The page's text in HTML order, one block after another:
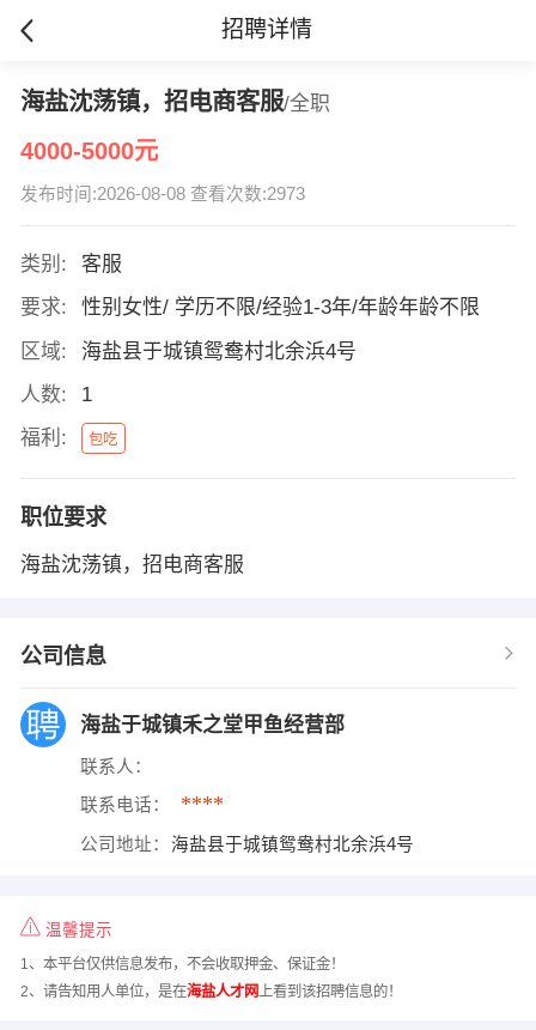
招聘详情
海盐沈荡镇，招电商客服/全职
4000-5000元
发布时间:2026-08-08 查看次数:2973
类别:
客服
要求:
性别女性/ 学历不限/经验1-3年/年龄年龄不限
区域:
海盐县于城镇鸳鸯村北余浜4号
人数:
1
福利:
包吃
职位要求
海盐沈荡镇，招电商客服
公司信息
海盐于城镇禾之堂甲鱼经营部
联系人：
联系电话： ****
公司地址： 海盐县于城镇鸳鸯村北余浜4号
温馨提示
1、本平台仅供信息发布，不会收取押金、保证金！
2、请告知用人单位，是在海盐人才网 上看到该招聘信息的！